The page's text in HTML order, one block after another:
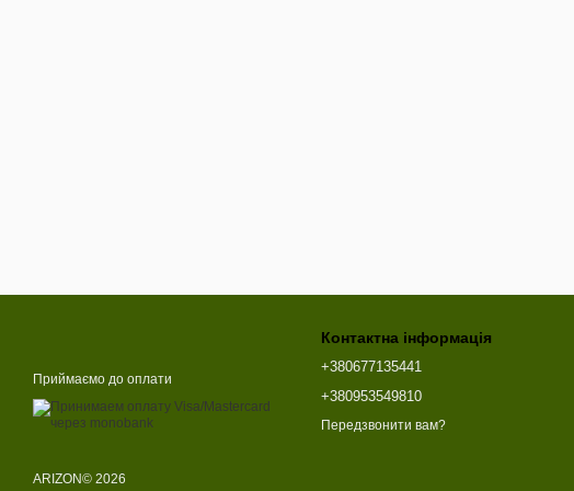
Приймаємо до оплати
ARIZON© 2026
Контактна інформація
+380677135441
+380953549810
Передзвонити вам?